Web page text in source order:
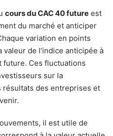
cours du CAC 40 future est
du marché et anticiper
variation en points
valeur de l’indice anticipée à
future. Ces fluctuations
sur la
des entreprises et
il est utile de